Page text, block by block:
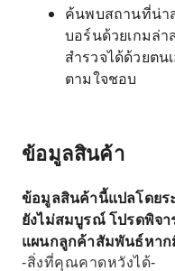
ค้นพบสถานที่น่า
บอร์นด้วยเกมล่
สำรวจได้ด้วยต
ตามใจชอบ
ข้อมูลสินค้า
ข้อมูลสินค้านี้แปลโดย
ยังไม่สมบูรณ์ โปรดพิจ
แผนกลูกค้าสัมพันธ์หาก
-สิ่งที่คุณคาดหวังได้-